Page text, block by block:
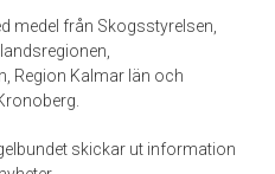
medel från Skogsstyrelsen,
Region Kalmar län och
skickar ut information